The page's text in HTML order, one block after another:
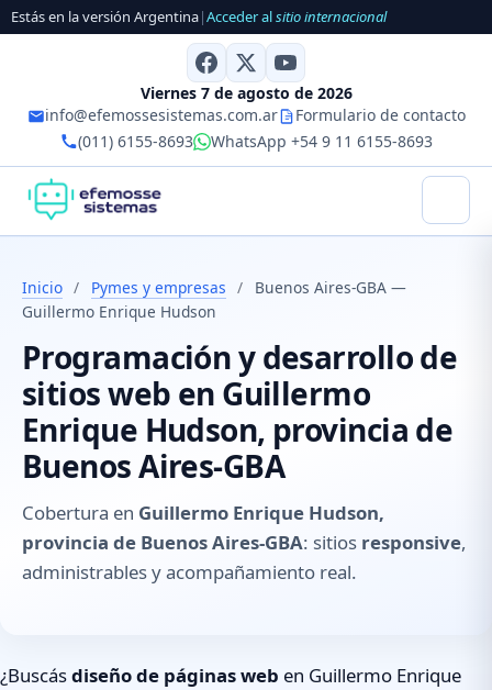
Estás en la versión Argentina|Acceder alsitio internacional
Viernes 7 de agosto de 2026
info@efemossesistemas.com.ar
Formulario de contacto
(011) 6155-8693
WhatsApp +54 9 11 6155-8693
Inicio / Pymes y empresas /
Buenos Aires-GBA —
Guillermo Enrique Hudson
Programación y desarrollo de
sitios web en Guillermo
Enrique Hudson, provincia de
Buenos Aires-GBA
Cobertura en Guillermo Enrique Hudson,
provincia de Buenos Aires-GBA: sitios responsive,
administrables y acompañamiento real.
¿Buscásdiseño de páginas web en Guillermo Enrique